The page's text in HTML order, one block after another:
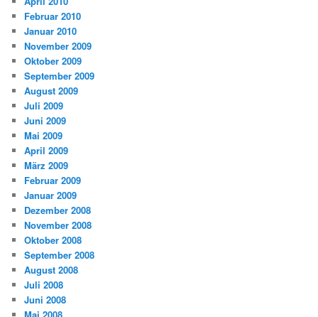
Februar 2010
Januar 2010
November 2009
Oktober 2009
September 2009
August 2009
Juli 2009
Juni 2009
Mai 2009
April 2009
März 2009
Februar 2009
Januar 2009
Dezember 2008
November 2008
Oktober 2008
September 2008
August 2008
Juli 2008
Juni 2008